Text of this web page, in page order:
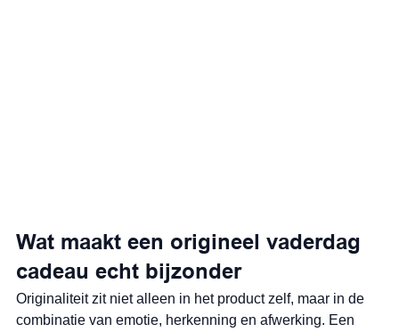
Wat maakt een origineel vaderdag
cadeau echt bijzonder
Originaliteit zit niet alleen in het product zelf, maar in de
combinatie van emotie, herkenning en afwerking. Een